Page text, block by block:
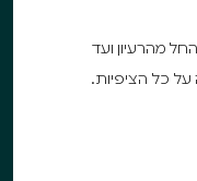
מהרעיון ועד
כל הציפיות.